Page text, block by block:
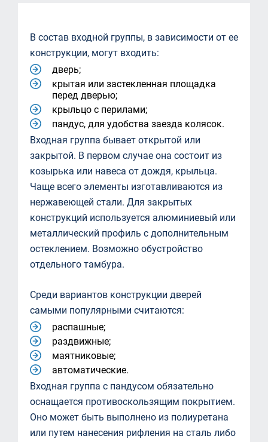
В состав входной группы, в зависимости от ее
конструкции, могут входить:
дверь;
крытая или застекленная площадка
перед дверью;
крыльцо с перилами;
пандус, для удобства заезда колясок.
Входная группа бывает открытой или
закрытой. В первом случае она состоит из
козырька или навеса от дождя, крыльца.
Чаще всего элементы изготавливаются из
нержавеющей стали. Для закрытых
конструкций используется алюминиевый или
металлический профиль с дополнительным
остеклением. Возможно обустройство
отдельного тамбура.
Среди вариантов конструкции дверей
самыми популярными считаются:
распашные;
раздвижные;
маятниковые;
автоматические.
Входная группа с пандусом обязательно
оснащается противоскользящим покрытием.
Оно может быть выполнено из полиуретана
или путем нанесения рифления на сталь либо